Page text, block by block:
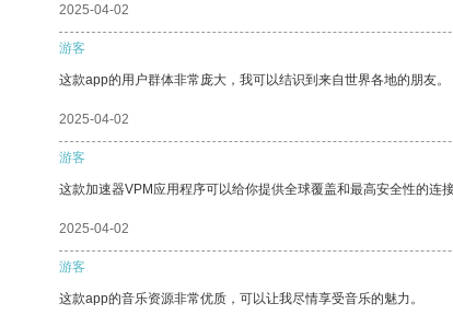
2025-04-02
游客
这款app的用户群体非常庞大，我可以结识到来自世界各地的朋友。
2025-04-02
游客
这款加速器VPM应用程序可以给你提供全球覆盖和最高安全性的连接
2025-04-02
游客
这款app的音乐资源非常优质，可以让我尽情享受音乐的魅力。